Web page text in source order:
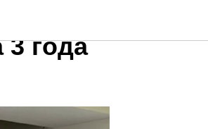
3 года